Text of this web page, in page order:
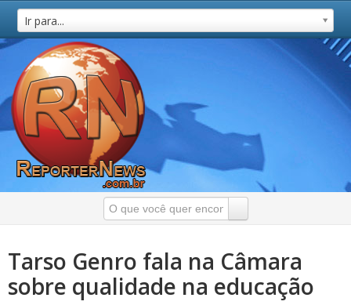
Ir para...
Tarso Genro fala na Câmara
sobre qualidade na educação